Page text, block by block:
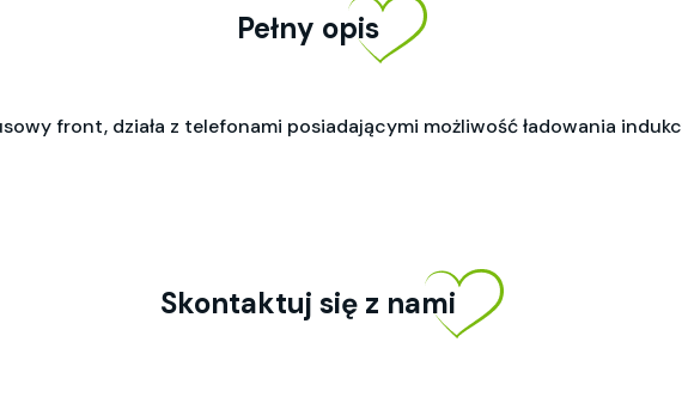
Pełny opis
front, działa z telefonami posiadającymi możliwość ładowania
Skontaktuj się z nami